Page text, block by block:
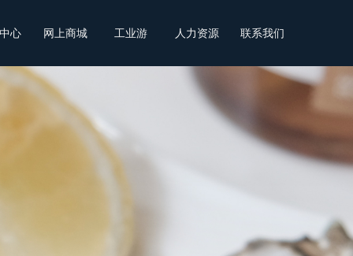
心 网上商城 工业游 人力资源 联系我们